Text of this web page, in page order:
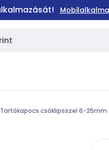
Tartókapocs csőklipsszel 6-25mm